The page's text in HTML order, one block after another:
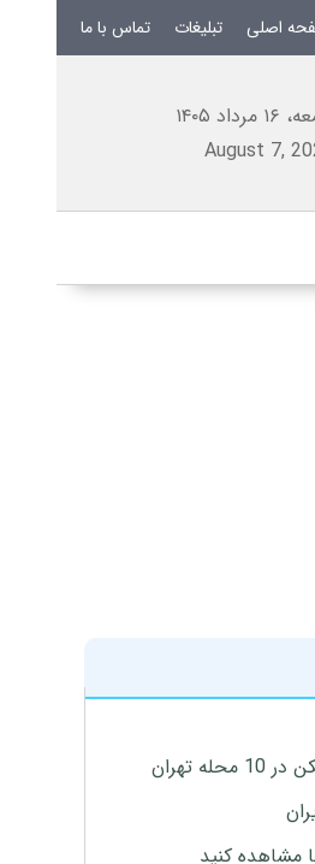
اصلی تبلیغات تماس با ما
۱۴۰۵
August 7,
تهران
مشاهده کنید